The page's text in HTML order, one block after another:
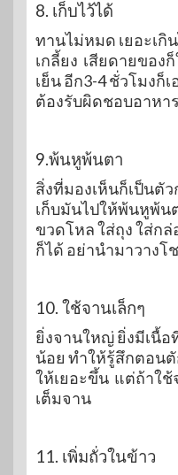
8. เก็บไว้ได้
ทานไม่หมด เยอะเกิ
เกลี้ยง เสียดายของ
เย็น อีก3-4 ชั่วโมงก็
ต้องรับผิดชอบอาหา
9.พ้นหูพ้นตา
สิ่งที่มองเห็นก็เป็นตั
เก็บมันไปให้พ้นหูพ้น
ขวดโหล ใส่ถุง ใส่ก
ก็ได้ อย่านำมาวางโ
10. ใช้จานเล็กๆ
ยิ่งจานใหญ่ ยิ่งมีเนื้
น้อย ทำให้รู้สึกตอน
ให้เยอะขึ้น แต่ถ้าใช้
เต็มจาน
11. เพิ่มถั่วในข้าว